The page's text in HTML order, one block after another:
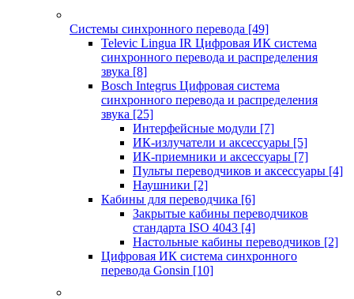
Системы синхронного перевода [49]
Televic Lingua IR Цифровая ИК система
синхронного перевода и распределения
звука [8]
Bosch Integrus Цифровая система
синхронного перевода и распределения
звука [25]
Интерфейсные модули [7]
ИК-излучатели и аксессуары [5]
ИК-приемники и аксессуары [7]
Пульты переводчиков и аксессуары [4]
Наушники [2]
Кабины для переводчика [6]
Закрытые кабины переводчиков
стандарта ISO 4043 [4]
Настольные кабины переводчиков [2]
Цифровая ИК система синхронного
перевода Gonsin [10]